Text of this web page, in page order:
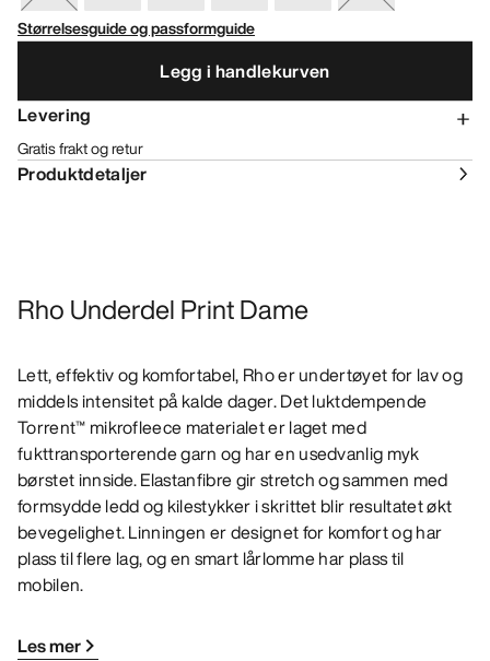
Størrelsesguide og passformguide
Legg i handlekurven
Levering
Gratis frakt og retur
Produktdetaljer
Rho Underdel Print Dame
Lett, effektiv og komfortabel, Rho er undertøyet for lav og
middels intensitet på kalde dager. Det luktdempende
Torrent™ mikrofleece materialet er laget med
fukttransporterende garn og har en usedvanlig myk
børstet innside. Elastanfibre gir stretch og sammen med
formsydde ledd og kilestykker i skrittet blir resultatet økt
bevegelighet. Linningen er designet for komfort og har
plass til flere lag, og en smart lårlomme har plass til
mobilen.
Les mer